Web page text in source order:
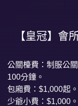
【皇冠】會
公關檯費：制服公
100分鐘。
包廂費：$1,000起。
少爺小費：$1,000。